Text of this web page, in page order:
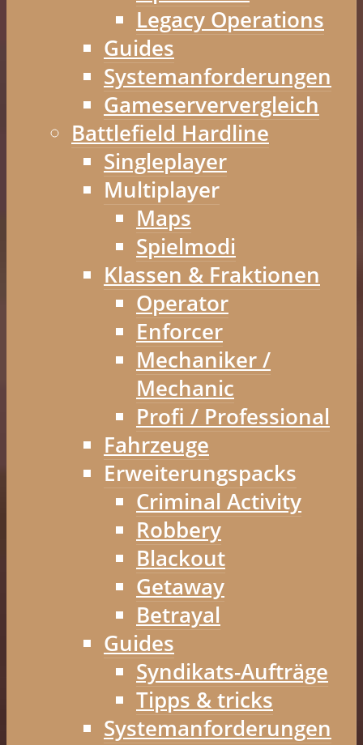
Legacy Operations
Guides
Systemanforderungen
Gameserververgleich
Battlefield Hardline
Singleplayer
Multiplayer
Maps
Spielmodi
Klassen & Fraktionen
Operator
Enforcer
Mechaniker /
Mechanic
Profi / Professional
Fahrzeuge
Erweiterungspacks
Criminal Activity
Robbery
Blackout
Getaway
Betrayal
Guides
Syndikats-Aufträge
Tipps & tricks
Systemanforderungen